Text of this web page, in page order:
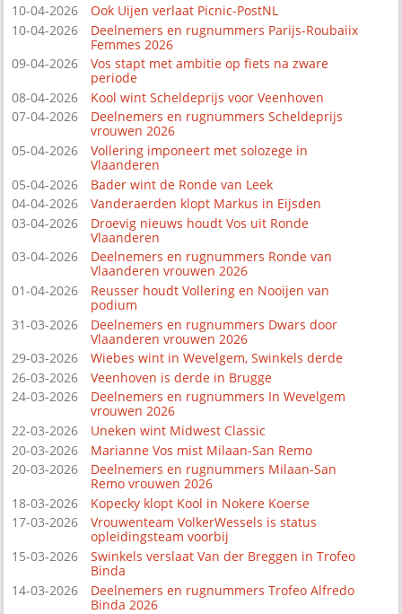
10-04-2026
Ook Uijen verlaat Picnic-PostNL
10-04-2026
Deelnemers en rugnummers Parijs-Roubaiix
Femmes 2026
09-04-2026
Vos stapt met ambitie op fiets na zware
periode
08-04-2026
Kool wint Scheldeprijs voor Veenhoven
07-04-2026
Deelnemers en rugnummers Scheldeprijs
vrouwen 2026
05-04-2026
Vollering imponeert met solozege in
Vlaanderen
05-04-2026
Bader wint de Ronde van Leek
04-04-2026
Vanderaerden klopt Markus in Eijsden
03-04-2026
Droevig nieuws houdt Vos uit Ronde
Vlaanderen
03-04-2026
Deelnemers en rugnummers Ronde van
Vlaanderen vrouwen 2026
01-04-2026
Reusser houdt Vollering en Nooijen van
podium
31-03-2026
Deelnemers en rugnummers Dwars door
Vlaanderen vrouwen 2026
29-03-2026
Wiebes wint in Wevelgem, Swinkels derde
26-03-2026
Veenhoven is derde in Brugge
24-03-2026
Deelnemers en rugnummers In Wevelgem
vrouwen 2026
22-03-2026
Uneken wint Midwest Classic
20-03-2026
Marianne Vos mist Milaan-San Remo
20-03-2026
Deelnemers en rugnummers Milaan-San
Remo vrouwen 2026
18-03-2026
Kopecky klopt Kool in Nokere Koerse
17-03-2026
Vrouwenteam VolkerWessels is status
opleidingsteam voorbij
15-03-2026
Swinkels verslaat Van der Breggen in Trofeo
Binda
14-03-2026
Deelnemers en rugnummers Trofeo Alfredo
Binda 2026